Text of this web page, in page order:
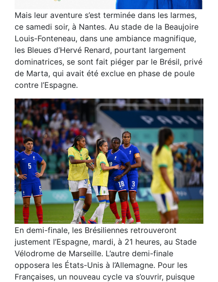
Mais leur aventure s’est terminée dans les larmes,
ce samedi soir, à Nantes. Au stade de la Beaujoire
Louis-Fonteneau, dans une ambiance magnifique,
les Bleues d’Hervé Renard, pourtant largement
dominatrices, se sont fait piéger par le Brésil, privé
de Marta, qui avait été exclue en phase de poule
contre l’Espagne.
En demi-finale, les Brésiliennes retrouveront
justement l’Espagne, mardi, à 21 heures, au Stade
Vélodrome de Marseille. L’autre demi-finale
opposera les États-Unis à l’Allemagne. Pour les
Françaises, un nouveau cycle va s’ouvrir, puisque